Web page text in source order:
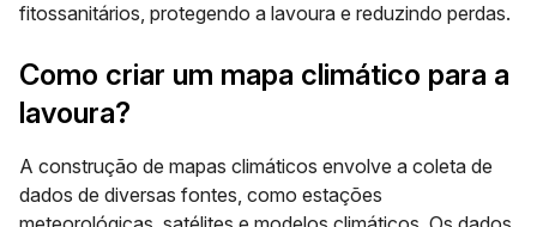
fitossanitários, protegendo a lavoura e reduzindo perdas.
Como criar um mapa climático para a
lavoura?
A construção de mapas climáticos envolve a coleta de
dados de diversas fontes, como estações